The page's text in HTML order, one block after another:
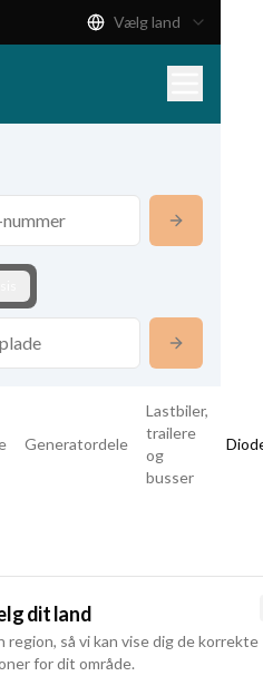
Vælg land
Generatordele
Lastbiler,
trailere
og
busser
dit land
så vi kan vise dig de korrekte
for dit område.